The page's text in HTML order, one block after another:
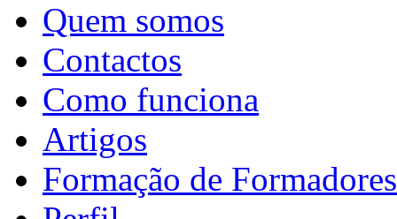
Quem somos
Contactos
Como funciona
Artigos
Formação de Formadores